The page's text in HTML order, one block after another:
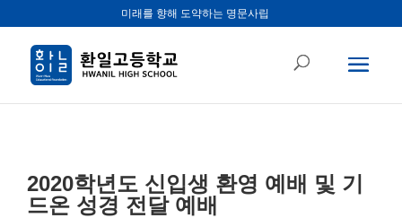
미래를 향해 도약하는 명문사립
2020학년도 신입생 환영 예배 및 기
드온 성경 전달 예배